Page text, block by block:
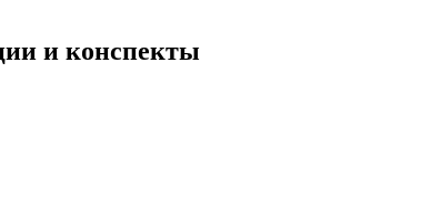
и конспекты